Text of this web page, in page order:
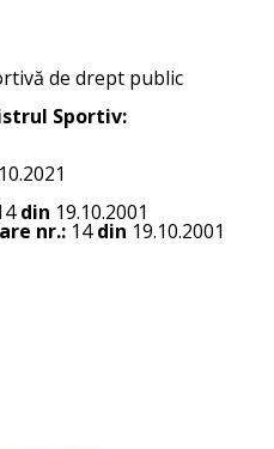
de drept public
Sportiv:
din 19.10.2001
nr.: 14din 19.10.2001